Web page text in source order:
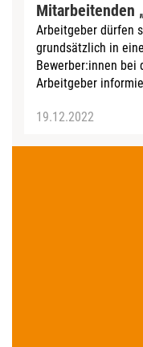
Mitarbeitenden
Arbeitgeber dürfen
grundsätzlich in
Bewerber:innen bei
Arbeitgeber
19.12.2022